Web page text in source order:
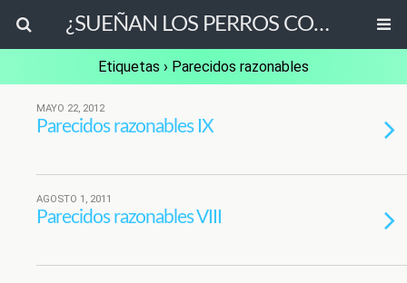
¿SUEÑAN LOS PERROS CON OVEJAS ELÉCTRICAS?
Etiquetas › Parecidos razonables
MAYO 22, 2012
Parecidos razonables IX
AGOSTO 1, 2011
Parecidos razonables VIII